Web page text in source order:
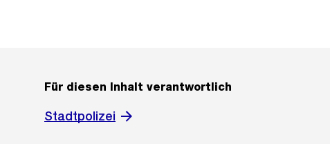
Für diesen Inhalt verantwortlich
Stadtpolizei